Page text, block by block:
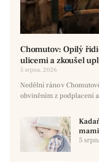
Chomutov: Opilý
ulicemi a zkoušel
5 srpna, 2026
Nedělní ráno v
obviněním z podplacení
5